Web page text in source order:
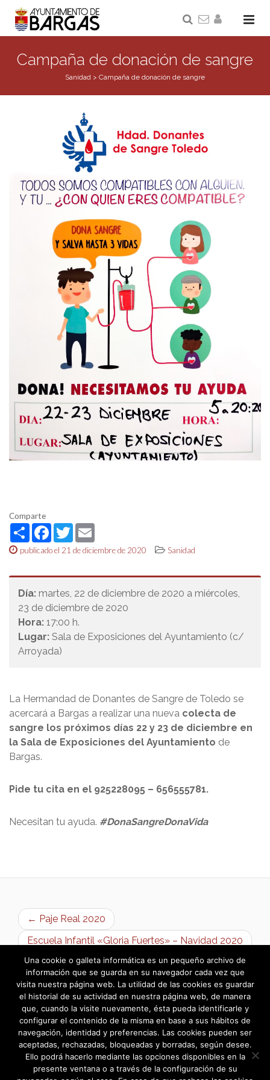
Campaña de donación de sangre
Sanidad > Campaña de donación de sangre
Comparte
ShareFacebook
Twitter
publicado el 21 de diciembre de 2020 Sanidad
Día: martes, 22 de diciembre de 2020 a miércoles,
23 de diciembre de 2020
Hora: 17:00 h.
Lugar: Sala de Exposiciones del Ayuntamiento (c/
Arroyada)
La Hermandad de Donantes de Sangre de Toledo se
acercará a Bargas a realizar una nueva colecta de
sangre los próximos días 22 y 23 de diciembre en
la Sala de Exposiciones del Ayuntamiento de
Bargas.
Pide tu cita en el 925228095 – 656555781.
Necesitan tu ayuda. #DonaSangreDonaVida
← Paje Real 2020
Escuela Infantil «Gloria Fuertes» – Navidad 2020
→
Una cookie o galleta informática es un pequeño archivo de
información que se guarda en su navegador cada vez que
visita nuestra página web. La utilidad de las cookies es guardar
el historial de su actividad en nuestra página web, de manera
que, cuando la visite nuevamente, ésta pueda identificarle y
configurar el contenido de la misma en base a sus hábitos de
navegación, identidad y preferencias. Las cookies pueden ser
aceptadas, rechazadas, bloqueadas y borradas, según desee.
Ello podrá hacerlo mediante las opciones disponibles en la
presente ventana o a través de la configuración de su